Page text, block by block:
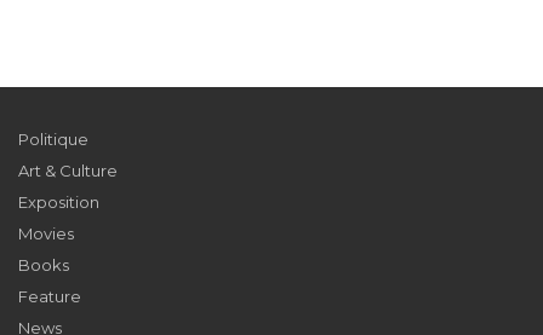
Politique
Art & Culture
Exposition
Movies
Books
Feature
News